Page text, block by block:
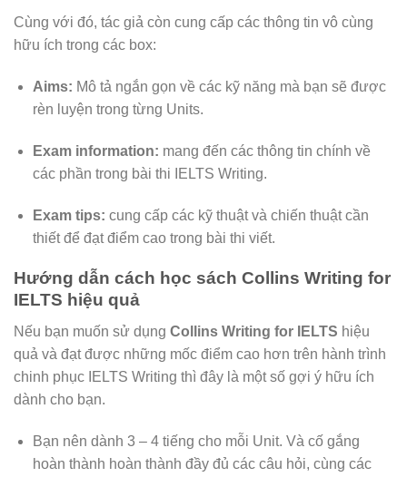
Cùng với đó, tác giả còn cung cấp các thông tin vô cùng
hữu ích trong các box:
Aims: Mô tả ngắn gọn về các kỹ năng mà bạn sẽ được
rèn luyện trong từng Units.
Exam information: mang đến các thông tin chính về
các phần trong bài thi IELTS Writing.
Exam tips: cung cấp các kỹ thuật và chiến thuật cần
thiết để đạt điểm cao trong bài thi viết.
Hướng dẫn cách học sách Collins Writing for
IELTS hiệu quả
Nếu bạn muốn sử dụng Collins Writing for IELTS hiệu
quả và đạt được những mốc điểm cao hơn trên hành trình
chinh phục IELTS Writing thì đây là một số gợi ý hữu ích
dành cho bạn.
Bạn nên dành 3 – 4 tiếng cho mỗi Unit. Và cố gắng
hoàn thành hoàn thành đầy đủ các câu hỏi, cùng các